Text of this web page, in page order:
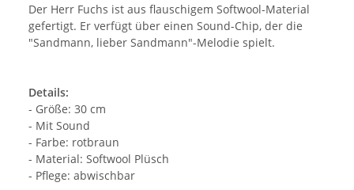
Der Herr Fuchs ist aus flauschigem Softwool-Material
gefertigt. Er verfügt über einen Sound-Chip, der die
"Sandmann, lieber Sandmann"-Melodie spielt.
Details:
- Größe: 30 cm
- Mit Sound
- Farbe: rotbraun
- Material: Softwool Plüsch
- Pflege: abwischbar